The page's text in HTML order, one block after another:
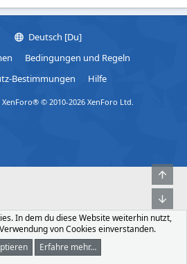
Deutsch [Du]
Bedingungen und Regeln
Bestimmungen
Hilfe
© 2010-2026 XenForo Ltd.
Dunkler Modus Anmelden
In dem du diese Website weiterhin nutzt,
von Cookies einverstanden.
Erfahre mehr…